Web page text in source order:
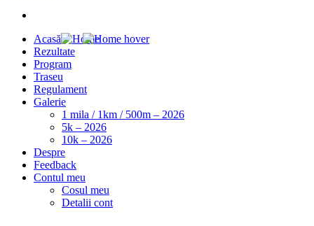
Acasă
Rezultate
Program
Traseu
Regulament
Galerie
1 mila / 1km / 500m – 2026
5k – 2026
10k – 2026
Despre
Feedback
Contul meu
Cosul meu
Detalii cont